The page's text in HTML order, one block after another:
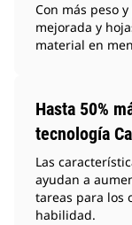
Con más peso
mejorada y
material en
Hasta 50%
tecnología
Las
ayudan a
tareas para los
habilidad.